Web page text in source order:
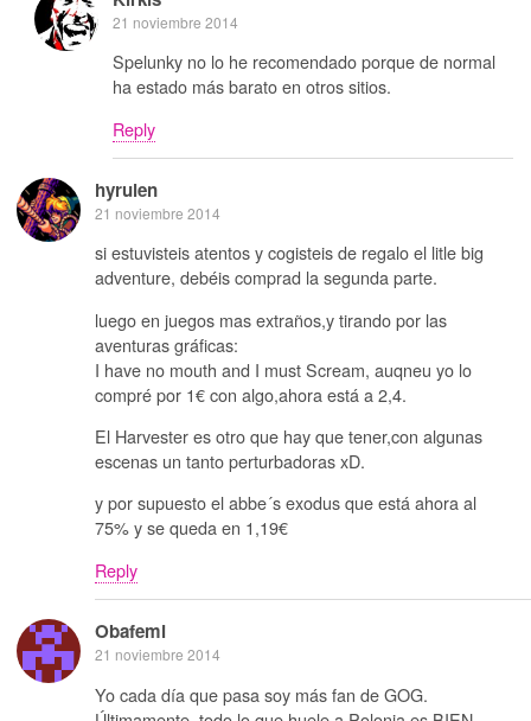
21 noviembre 2014
Spelunky no lo he recomendado porque de normal
ha estado más barato en otros sitios.
Reply
hyrulen
21 noviembre 2014
si estuvisteis atentos y cogisteis de regalo el litle big
adventure, debéis comprad la segunda parte.
luego en juegos mas extraños,y tirando por las
aventuras gráficas:
I have no mouth and I must Scream, auqneu yo lo
compré por 1€ con algo,ahora está a 2,4.
El Harvester es otro que hay que tener,con algunas
escenas un tanto perturbadoras xD.
y por supuesto el abbe´s exodus que está ahora al
75% y se queda en 1,19€
Reply
Obafemi
21 noviembre 2014
Yo cada día que pasa soy más fan de GOG.